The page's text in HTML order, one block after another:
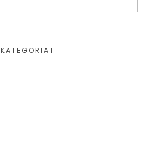
KATEGORIAT